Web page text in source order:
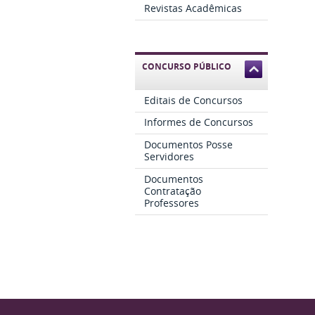
Revistas Acadêmicas
CONCURSO PÚBLICO
Editais de Concursos
Informes de Concursos
Documentos Posse
Servidores
Documentos
Contratação
Professores